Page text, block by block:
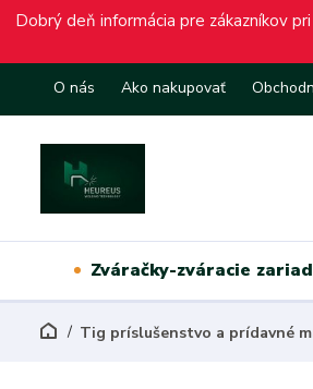
Dobrý deň informácia pre zákazníkov
O nás Ako nakupovať
Zváračky-zváracie
Tig príslušenstvo a prídavné